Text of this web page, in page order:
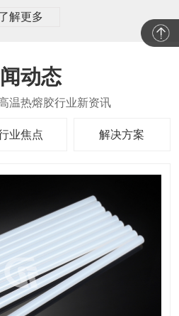
解更多
动态
业焦点 解决方案